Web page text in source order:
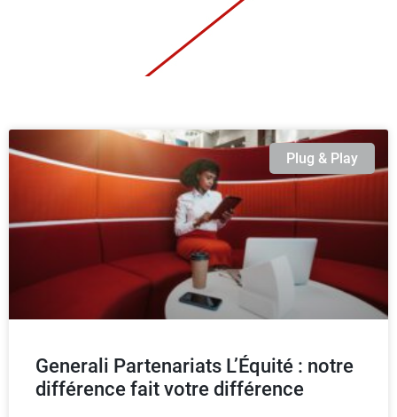
Plug & Play
Generali Partenariats L’Équité : notre
différence fait votre différence